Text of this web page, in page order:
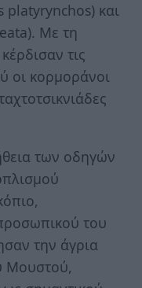
platyrynchos) και
Με τη
τις
οι κορμοράνοι
των οδηγών
του
την άγρια
Μουστού,